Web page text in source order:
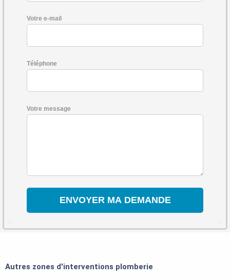
Votre e-mail
Téléphone
Votre message
Autres zones d'interventions plomberie